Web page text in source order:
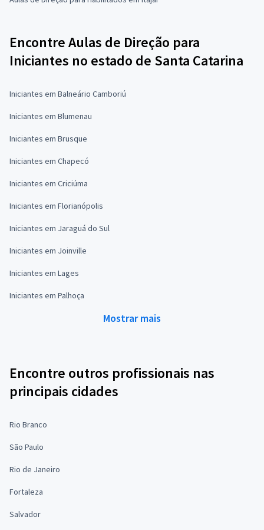
Encontre Aulas de Direção para
Iniciantes no estado de Santa Catarina
Iniciantes em Balneário Camboriú
Iniciantes em Blumenau
Iniciantes em Brusque
Iniciantes em Chapecó
Iniciantes em Criciúma
Iniciantes em Florianópolis
Iniciantes em Jaraguá do Sul
Iniciantes em Joinville
Iniciantes em Lages
Iniciantes em Palhoça
Mostrar mais
Encontre outros profissionais nas
principais cidades
Rio Branco
São Paulo
Rio de Janeiro
Fortaleza
Salvador